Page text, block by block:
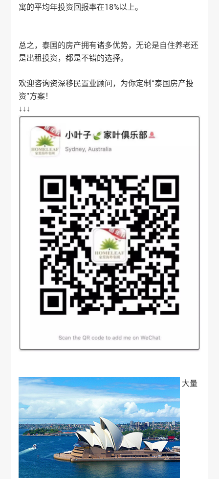
寓的平均年投资回报率在18%以上。
总之，泰国的房产拥有诸多优势，无论是自住养老还
是出租投资，都是不错的选择。
欢迎咨询资深移民置业顾问，为你定制“泰国房产投
资”方案！
↓↓↓
大量